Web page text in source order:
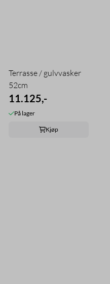
Terrasse / gulvvasker
52cm
11.125,-
På lager
Kjøp